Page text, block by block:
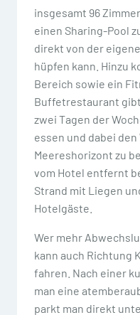
insgesamt 96
einen Sharing-Pool
direkt von der
hüpfen kann. Hinzu
Bereich sowie ein
Buffetrestaurant
zwei Tagen der
essen und dabei
Meereshorizont zu
vom Hotel entfernt
Strand mit Liegen
Hotelgäste.
Wer mehr
kann auch Richtung
fahren. Nach einer
man eine
parkt man direkt